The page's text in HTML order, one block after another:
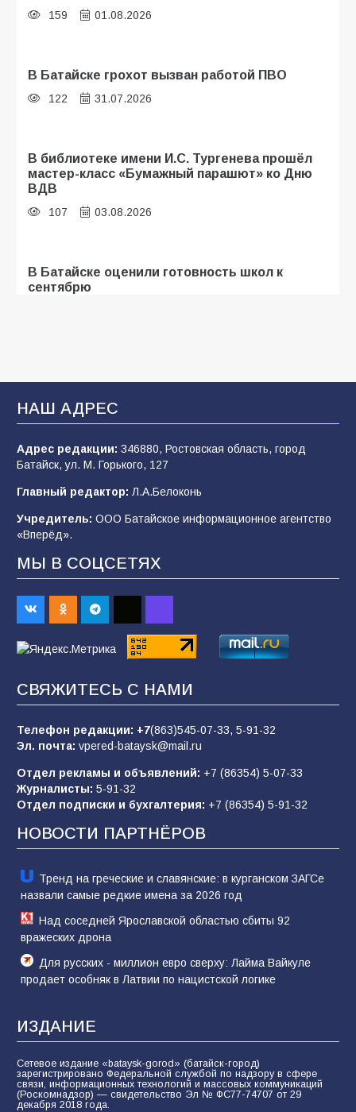
159 01.08.2026
В Батайске грохот вызван работой ПВО
122 31.07.2026
В библиотеке имени И.С. Тургенева прошёл
мастер-класс «Бумажный парашют» ко Дню
ВДВ
107 03.08.2026
В Батайске оценили готовность школ к
сентябрю
образовательного кластера
100 05.08.2026
В Батайске продолжаются дорожные работы
96 04.08.2026
деле происходит в армии России в августе
2026 года
94 03.08.2026
пропагандистский вброс
«Слухами Москву не возьмёшь»: почему
заявления Киева о мобилизации — это
отчаяние, а не разведка
80 02.08.2026
НАШ АДРЕС
Адрес редакции: 346880, Ростовская область, город
Батайск, ул. М. Горького, 127
Главный редактор: Л.А.Белоконь
Учредитель: ООО Батайское информационное агентство
«Вперёд».
МЫ В СОЦСЕТЯХ
СВЯЖИТЕСЬ С НАМИ
Телефон редакции: +7(863)545-07-33, 5-91-32
Эл. почта: vpered-bataysk@mail.ru
Отдел рекламы и объявлений: +7 (86354) 5-07-33
Журналисты: 5-91-32
Отдел подписки и бухгалтерия: +7 (86354) 5-91-32
НОВОСТИ ПАРТНЁРОВ
Тренд на греческие и славянские: в курганском ЗАГСе
назвали самые редкие имена за 2026 год
Над соседней Ярославской областью сбиты 92
вражеских дрона
Для русских - миллион евро сверху: Лайма Вайкуле
продает особняк в Латвии по нацистской логике
ИЗДАНИЕ
Сетевое издание «bataysk-gorod» (батайск-город)
зарегистрировано Федеральной службой по надзору в сфере
связи, информационных технологий и массовых коммуникаций
(Роскомнадзор) — свидетельство Эл № ФС77-74707 от 29
декабря 2018 года.